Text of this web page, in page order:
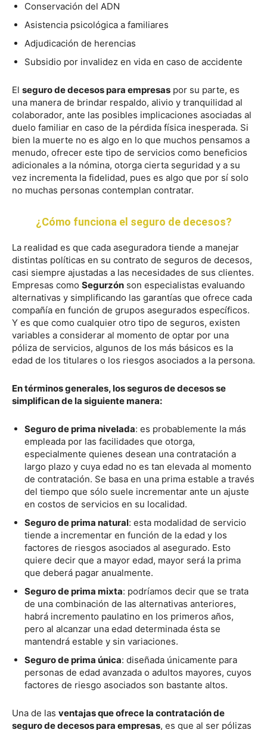
Conservación del ADN
Asistencia psicológica a familiares
Adjudicación de herencias
Subsidio por invalidez en vida en caso de accidente
El seguro de decesos para empresas por su parte, es
una manera de brindar respaldo, alivio y tranquilidad al
colaborador, ante las posibles implicaciones asociadas al
duelo familiar en caso de la pérdida física inesperada. Si
bien la muerte no es algo en lo que muchos pensamos a
menudo, ofrecer este tipo de servicios como beneficios
adicionales a la nómina, otorga cierta seguridad y a su
vez incrementa la fidelidad, pues es algo que por sí solo
no muchas personas contemplan contratar.
¿Cómo funciona el seguro de decesos?
La realidad es que cada aseguradora tiende a manejar
distintas políticas en su contrato de seguros de decesos,
casi siempre ajustadas a las necesidades de sus clientes.
Empresas como Segurzón son especialistas evaluando
alternativas y simplificando las garantías que ofrece cada
compañía en función de grupos asegurados específicos.
Y es que como cualquier otro tipo de seguros, existen
variables a considerar al momento de optar por una
póliza de servicios, algunos de los más básicos es la
edad de los titulares o los riesgos asociados a la persona.
En términos generales, los seguros de decesos se
simplifican de la siguiente manera:
Seguro de prima nivelada: es probablemente la más
empleada por las facilidades que otorga,
especialmente quienes desean una contratación a
largo plazo y cuya edad no es tan elevada al momento
de contratación. Se basa en una prima estable a través
del tiempo que sólo suele incrementar ante un ajuste
en costos de servicios en su localidad.
Seguro de prima natural: esta modalidad de servicio
tiende a incrementar en función de la edad y los
factores de riesgos asociados al asegurado. Esto
quiere decir que a mayor edad, mayor será la prima
que deberá pagar anualmente.
Seguro de prima mixta: podríamos decir que se trata
de una combinación de las alternativas anteriores,
habrá incremento paulatino en los primeros años,
pero al alcanzar una edad determinada ésta se
mantendrá estable y sin variaciones.
Seguro de prima única: diseñada únicamente para
personas de edad avanzada o adultos mayores, cuyos
factores de riesgo asociados son bastante altos.
Una de las ventajas que ofrece la contratación de
seguro de decesos para empresas, es que al ser pólizas